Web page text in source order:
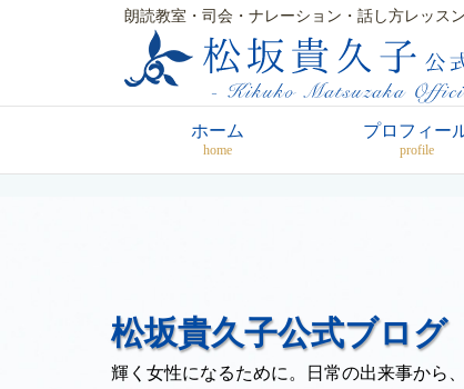
朗読教室・司会・ナレーション・話し方レッス
ホーム
home
プロフィー
profile
松坂貴久子公式ブロ
輝く女性になるために。日常の出来事から